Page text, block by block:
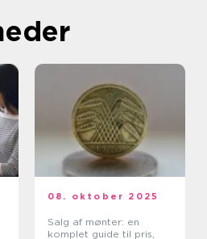
08. oktober 2025
Salg af mønter: en
komplet guide til pris,